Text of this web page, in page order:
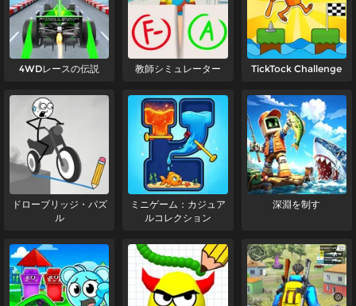
4WDレースの伝説 教師シミュレーター TickTock Challenge
ドローブリッジ・パズ
ル
ミニゲーム：カジュア
ルコレクション
深淵を制す